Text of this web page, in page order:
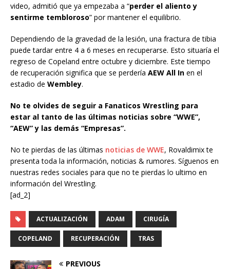
video, admitió que ya empezaba a “perder el aliento y
sentirme tembloroso” por mantener el equilibrio.
Dependiendo de la gravedad de la lesión, una fractura de tibia
puede tardar entre 4 a 6 meses en recuperarse. Esto situaría el
regreso de Copeland entre octubre y diciembre. Este tiempo
de recuperación significa que se perdería AEW All In en el
estadio de Wembley.
No te olvides de seguir a Fanaticos Wrestling para
estar al tanto de las últimas noticias sobre “WWE”,
“AEW” y las demás “Empresas”.
No te pierdas de las últimas noticias de WWE, Rovaldimix te
presenta toda la información, noticias & rumores. Síguenos en
nuestras redes sociales para que no te pierdas lo ultimo en
información del Wrestling.
[ad_2]
ACTUALIZACIÓN ADAM CIRUGÍA
COPELAND RECUPERACIÓN TRAS
PREVIOUS